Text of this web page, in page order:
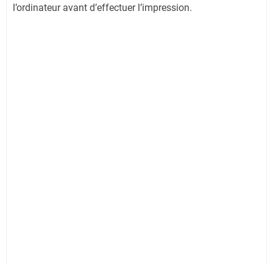
l’ordinateur avant d’effectuer l’impression.